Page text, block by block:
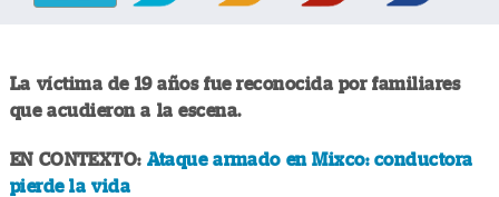
La víctima de 19 años fue reconocida por familiares
que acudieron a la escena.
EN CONTEXTO: Ataque armado en Mixco: conductora
pierde la vida